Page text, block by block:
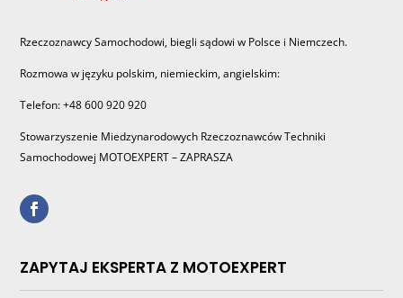
Rzeczoznawcy Samochodowi, biegli sądowi w Polsce i Niemczech.
Rozmowa w języku polskim, niemieckim, angielskim:
Telefon: +48 600 920 920
Stowarzyszenie Miedzynarodowych Rzeczoznawców Techniki
Samochodowej MOTOEXPERT – ZAPRASZA
ZAPYTAJ EKSPERTA Z MOTOEXPERT